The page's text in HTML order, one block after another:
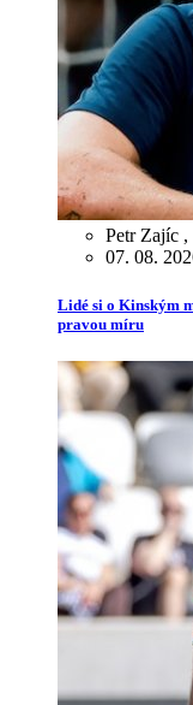
Petr Zajíc ,
07. 08.
Lidé si o Kinským
pravou míru